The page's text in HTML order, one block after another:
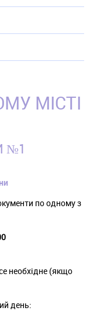
МІСТІ
№1
по одному з
необхідне (якщо
день: